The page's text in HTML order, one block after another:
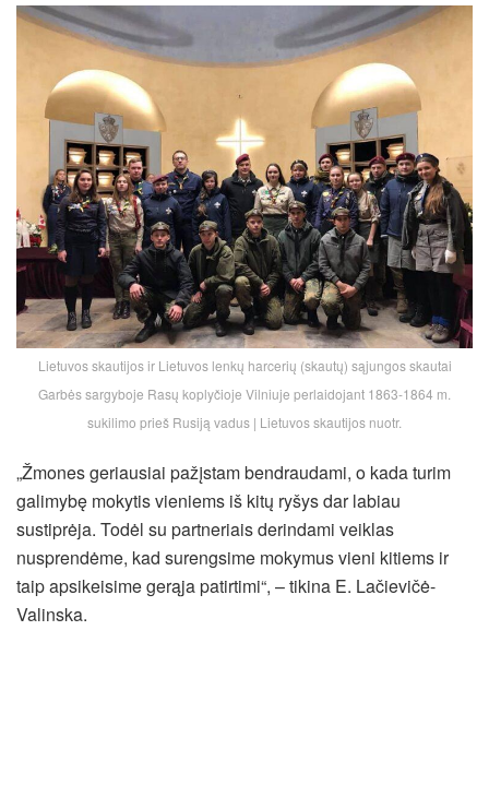
Lietuvos skautijos ir Lietuvos lenkų harcerių (skautų) sąjungos skautai
Garbės sargyboje Rasų koplyčioje Vilniuje perlaidojant 1863-1864 m.
sukilimo prieš Rusiją vadus | Lietuvos skautijos nuotr.
„Žmones geriausiai pažįstam bendraudami, o kada turim
galimybę mokytis vieniems iš kitų ryšys dar labiau
sustiprėja. Todėl su partneriais derindami veiklas
nusprendėme, kad surengsime mokymus vieni kitiems ir
taip apsikeisime gerąja patirtimi“, – tikina E. Lačievičė-
Valinska.